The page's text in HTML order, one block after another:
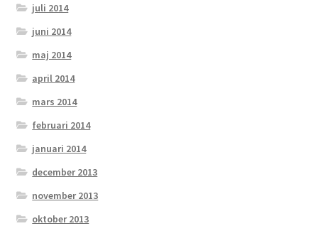
juli 2014
juni 2014
maj 2014
april 2014
mars 2014
februari 2014
januari 2014
december 2013
november 2013
oktober 2013